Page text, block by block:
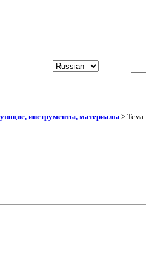
инструменты, материалы> Тема: